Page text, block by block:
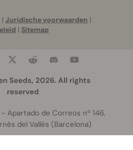
| Juridische voorwaarden |
| Sitemap
Seeds, 2026. All rights
reserved
Apartado de Correos nº 146,
del Vallès (Barcelona)